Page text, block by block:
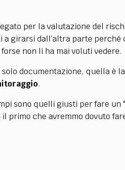
per la valutazione del
a girarsi dall’altra parte
non li ha mai voluti vedere.
documentazione, quella è
.
sono quelli giusti per fare un
primo che avremmo dovuto